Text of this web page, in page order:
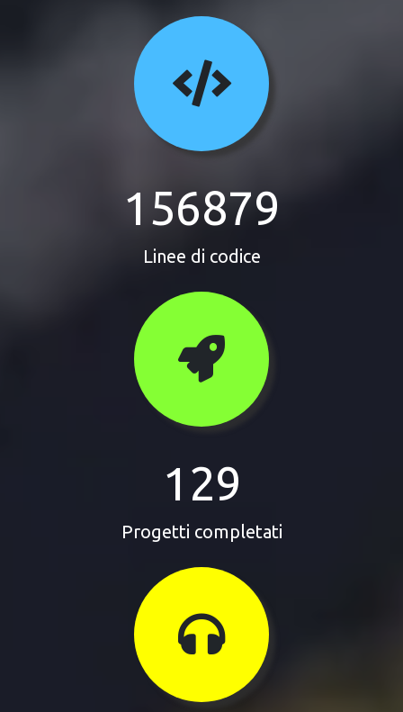
156879
Linee di codice
129
Progetti completati